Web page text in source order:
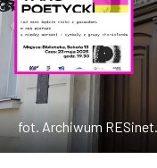
W KINACH
GASTRONOMIA
ZDJĘCIA
W RZESZOWIE
fot. Archiwum